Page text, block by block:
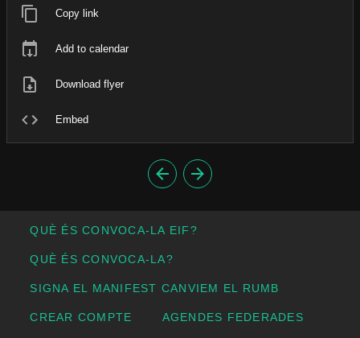
Copy link
Add to calendar
Download flyer
Embed
QUÈ ÉS CONVOCA-LA EIF?
QUÈ ÉS CONVOCA-LA?
SIGNA EL MANIFEST CANVIEM EL RUMB
CREAR COMPTE AGENDES FEDERADES